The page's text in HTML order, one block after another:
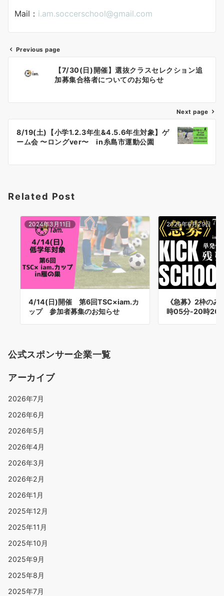
Mail： i.am.soccerschool@gmail.com
ゲ
シ
ン
Previous page
【7/30(日)開催】選抜クラスセレクション追
加募集合格者についてのお知らせ
Next page
8/19(土)【小学1.2.3年生&4.5.6年生対象】ゲ
ーム会 〜ロングver〜 in糸島市運動公園
Related Post
2024年3月11日
4/14(日)開催 第6回TSC×iam.カ
ップ 参加者募集のお知らせ
2026年6月29日
《急募》2枠の
時05分-20時20
公式スポンサー企業一覧
アーカイブ
2026年7月
2026年6月
2026年5月
2026年4月
2026年3月
2026年2月
2026年1月
2025年12月
2025年11月
2025年10月
2025年9月
2025年8月
2025年7月